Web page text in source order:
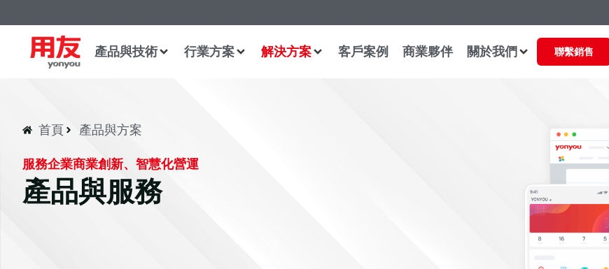
產品與技術 行業方案 解決方案 客戶案例 商業夥伴 關於我們 聯繫銷售
首頁 產品與方案
服務企業商業創新、智慧化營運
產品與服務